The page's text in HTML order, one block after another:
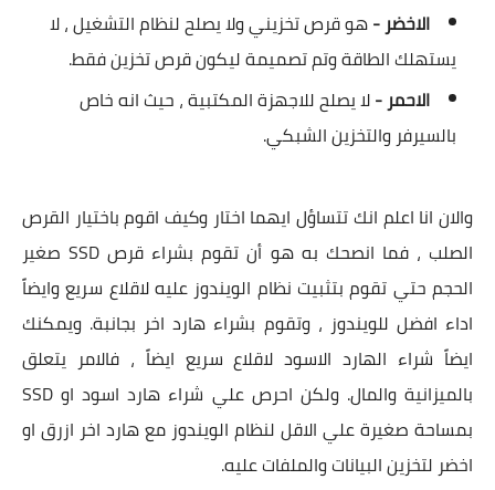
الاخضر -هو قرص تخزيني ولا يصلح لنظام التشغيل ، لا
يستهلك الطاقة وتم تصميمة ليكون قرص تخزين فقط.
الاحمر -لا يصلح للاجهزة المكتبية ، حيث انه خاص
بالسيرفر والتخزين الشبكي.
والان انا اعلم انك تتساؤل ايهما اختار وكيف اقوم باختيار القرص
الصلب ، فما انصحك به هو أن تقوم بشراء قرص SSD صغير
الحجم حتي تقوم بتثبيت نظام الويندوز عليه لاقلاع سريع وايضاً
اداء افضل للويندوز ، وتقوم بشراء هارد اخر بجانبة. ويمكنك
ايضاً شراء الهارد الاسود لاقلاع سريع ايضاً ، فالامر يتعلق
بالميزانية والمال. ولكن احرص علي شراء هارد اسود او SSD
بمساحة صغيرة علي الاقل لنظام الويندوز مع هارد اخر ازرق او
اخضر لتخزين البيانات والملفات عليه.